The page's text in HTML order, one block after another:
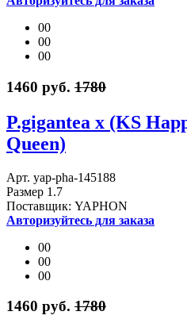
00
00
00
1460 руб. 1780
P.gigantea x (KS
Queen)
Арт. yap-pha-145188
Размер 1.7
Поставщик: YAPHON
Авторизуйтесь для заказа
00
00
00
1460 руб. 1780